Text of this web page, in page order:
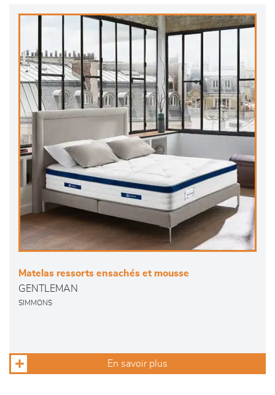
Matelas ressorts ensachés et mousse
GENTLEMAN
SIMMONS
En savoir plus